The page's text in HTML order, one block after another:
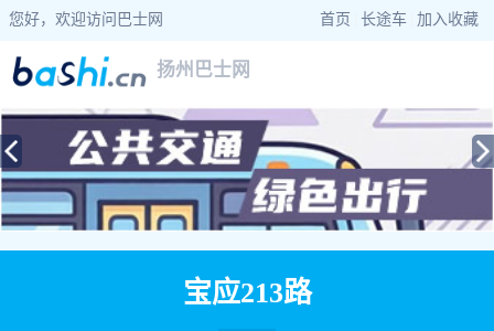
您好，欢迎访问巴士网 首页 长途车 加入收藏
扬州巴士网
当前位置： 巴士网> 江苏巴士 >扬州公交> 宝应213路公交车路线查询
宝应213路